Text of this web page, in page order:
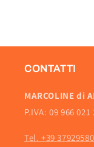
CONTATTI
MARCOLINE di
P.IVA: 09 966 021
Tel. +39